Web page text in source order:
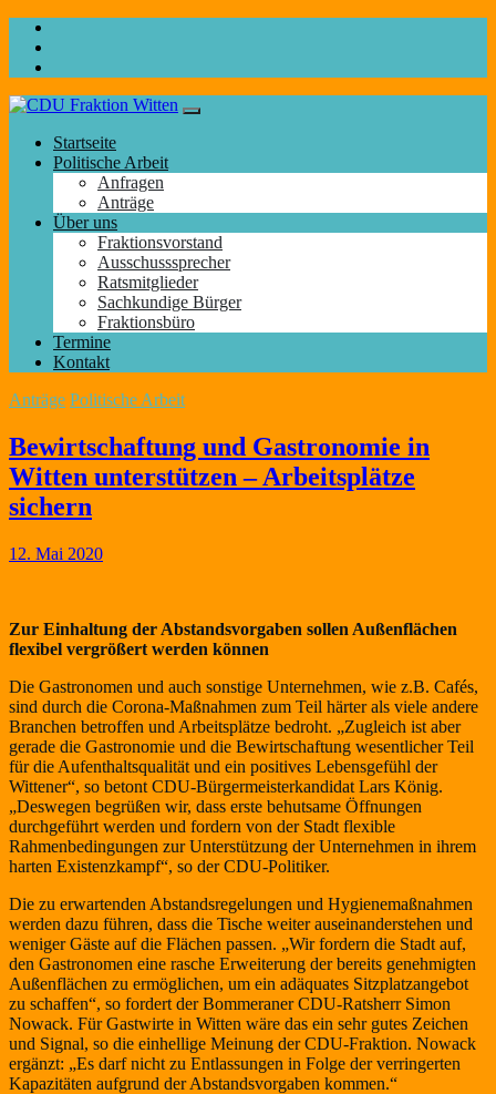
Startseite
Politische Arbeit
Anfragen
Anträge
Über uns
Fraktionsvorstand
Ausschusssprecher
Ratsmitglieder
Sachkundige Bürger
Fraktionsbüro
Termine
Kontakt
Anträge Politische Arbeit
Bewirtschaftung und Gastronomie in
Witten unterstützen – Arbeitsplätze
sichern
12. Mai 2020
Zur Einhaltung der Abstandsvorgaben sollen Außenflächen
flexibel vergrößert werden können
Die Gastronomen und auch sonstige Unternehmen, wie z.B. Cafés,
sind durch die Corona-Maßnahmen zum Teil härter als viele andere
Branchen betroffen und Arbeitsplätze bedroht. „Zugleich ist aber
gerade die Gastronomie und die Bewirtschaftung wesentlicher Teil
für die Aufenthaltsqualität und ein positives Lebensgefühl der
Wittener“, so betont CDU-Bürgermeisterkandidat Lars König.
„Deswegen begrüßen wir, dass erste behutsame Öffnungen
durchgeführt werden und fordern von der Stadt flexible
Rahmenbedingungen zur Unterstützung der Unternehmen in ihrem
harten Existenzkampf“, so der CDU-Politiker.
Die zu erwartenden Abstandsregelungen und Hygienemaßnahmen
werden dazu führen, dass die Tische weiter auseinanderstehen und
weniger Gäste auf die Flächen passen. „Wir fordern die Stadt auf,
den Gastronomen eine rasche Erweiterung der bereits genehmigten
Außenflächen zu ermöglichen, um ein adäquates Sitzplatzangebot
zu schaffen“, so fordert der Bommeraner CDU-Ratsherr Simon
Nowack. Für Gastwirte in Witten wäre das ein sehr gutes Zeichen
und Signal, so die einhellige Meinung der CDU-Fraktion. Nowack
ergänzt: „Es darf nicht zu Entlassungen in Folge der verringerten
Kapazitäten aufgrund der Abstandsvorgaben kommen.“